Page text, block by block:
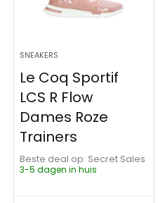
SNEAKERS
Le Coq Sportif
LCS R Flow
Dames Roze
Trainers
Beste deal op:
Secret Sales
3-5 dagen in huis